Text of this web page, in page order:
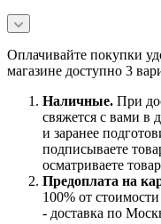
Оплачивайте покупки
магазине доступно 3
Наличные. При
свяжется с вами в
и заранее
подписываете
осматриваете
Предоплата на
100% от
- доставка по